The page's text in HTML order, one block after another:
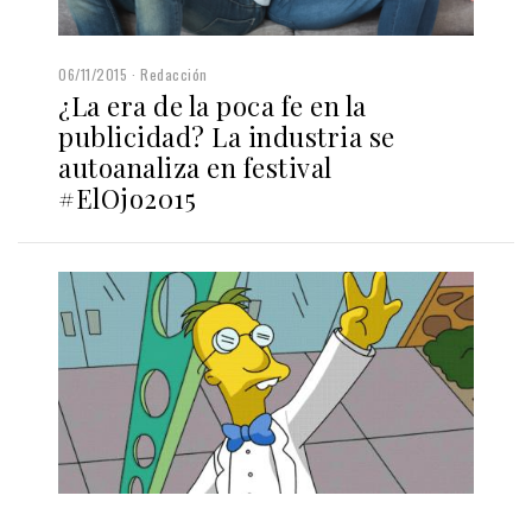
06/11/2015 Redacción
¿La era de la poca fe en la
publicidad? La industria se
autoanaliza en festival
#ElOjo2015